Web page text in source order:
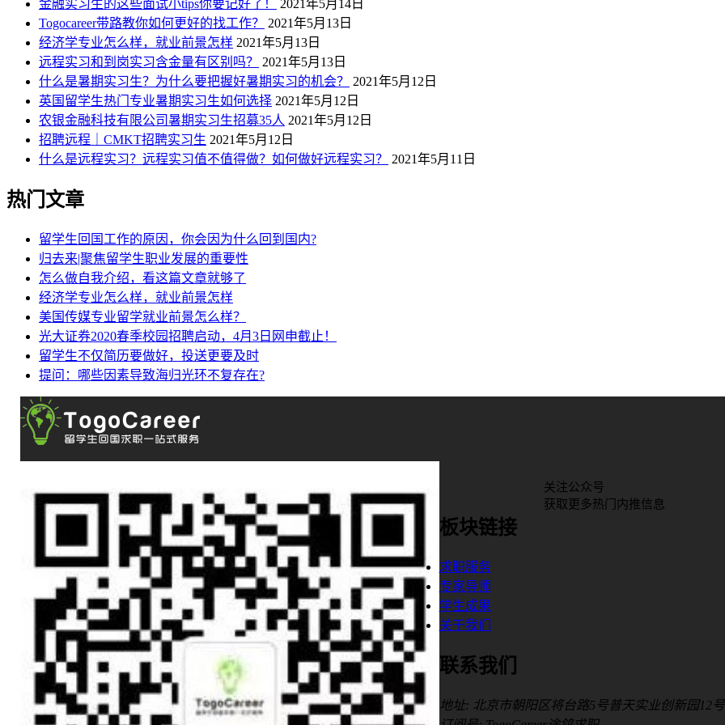
金融实习生的这些面试小tips你要记好了！
2021年5月14日
Togocareer带路教你如何更好的找工作？
2021年5月13日
经济学专业怎么样，就业前景怎样 2021年5月13日
远程实习和到岗实习含金量有区别吗？
2021年5月13日
什么是暑期实习生？为什么要把握好暑期实习的机会？
2021年5月12日
英国留学生热门专业暑期实习生如何选择 2021年5月12日
农银金融科技有限公司暑期实习生招募35人 2021年5月12日
招聘远程｜CMKT招聘实习生 2021年5月12日
什么是远程实习？远程实习值不值得做？如何做好远程实习？
2021年5月11日
热门文章
留学生回国工作的原因，你会因为什么回到国内?
归去来|聚焦留学生职业发展的重要性
怎么做自我介绍，看这篇文章就够了
经济学专业怎么样，就业前景怎样
美国传媒专业留学就业前景怎么样？
光大证券2020春季校园招聘启动，4月3日网申截止！
留学生不仅简历要做好，投送更要及时
提问：哪些因素导致海归光环不复存在?
关注公众号
获取更多热门内推信息
板块链接
求职服务
专家导师
学生成果
关于我们
联系我们
地址: 北京市朝阳区将台路5号普天实业创新园12